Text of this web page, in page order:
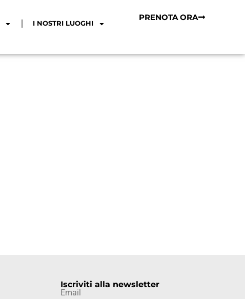
I NOSTRI LUOGHI
PRENOTA ORA
Iscriviti alla newsletter
Email